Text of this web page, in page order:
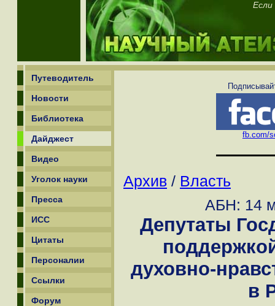
Путеводитель
Новости
Библиотека
Дайджест
Видео
Уголок науки
Пресса
ИСС
Цитаты
Персоналии
Ссылки
Форум
fb.com/
Архив / Власть
АБН: 14
Депутаты
духовно-
в